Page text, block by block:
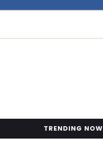
TRENDING NOW